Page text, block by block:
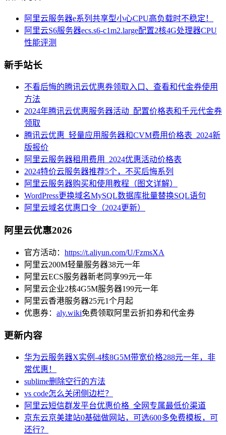
阿里云服务器e系列共享型小心CPU高负载时不稳定！
阿里云S6服务器ecs.s6-c1m2.large配置2核4G处理器CPU
性能评测
新手站长
不看后悔的腾讯云优惠券领取入口、查看和代金券使用
方法
2024年腾讯云优惠服务器活动_配置价格表和千元代金券
领取
腾讯云优惠_轻量应用服务器和CVM费用价格表_2024新
版报价
阿里云服务器租用费用_2024优惠活动价格表
2024特价云服务器推荐5个，不买后悔系列
阿里云服务器购买和使用教程（图文详解）
WordPress更换域名MySQL数据库批量替换SQL语句
阿里云域名优惠口令（2024更新）
阿里云优惠2026
官方活动： https://t.aliyun.com/U/FzmsXA
阿里云200M轻量服务器38元一年
阿里云ECS服务器新老同享99元一年
阿里云企业2核4G5M服务器199元一年
阿里云香港服务器25元1个月起
优惠券： aly.wiki免费领取阿里云折扣券和代金券
更新内容
华为云服务器X实例-4核8G5M带宽价格288元一年，非
常优惠！
sublime删除空行的方法
vs code怎么关闭侧边栏？
阿里云短信群发平台优惠价格_全网专属最低价渠道
京东云京美建站0基础做网站，可选600多免费模板，可
还行？